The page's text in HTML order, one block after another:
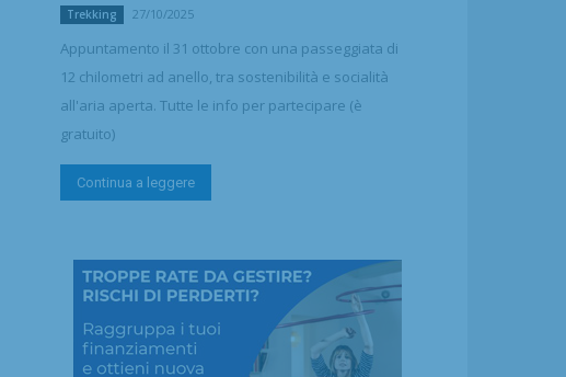
Trekking 27/10/2025
Appuntamento il 31 ottobre con una passeggiata di
12 chilometri ad anello, tra sostenibilità e socialità
all'aria aperta. Tutte le info per partecipare (è
gratuito)
Continua a leggere